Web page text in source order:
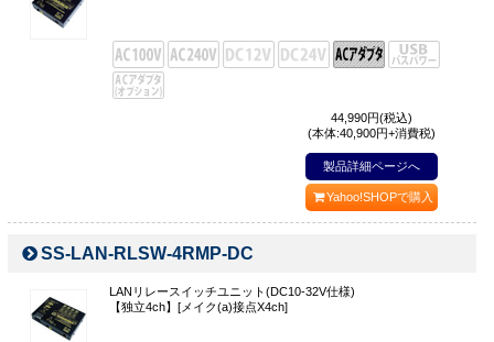
44,990円(税込)
(本体:40,900円+消費税)
製品詳細ページへ
Yahoo!SHOPで購入
SS-LAN-RLSW-4RMP-DC
LANリレースイッチユニット(DC10-32V仕様)
【独立4ch】[メイク(a)接点X4ch]